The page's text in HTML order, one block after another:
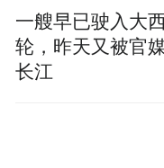
布，本平台仅提供
Notice: The
pictures and
by the user of
platform and
一艘早已驶入大
轮，昨天又被官
长江